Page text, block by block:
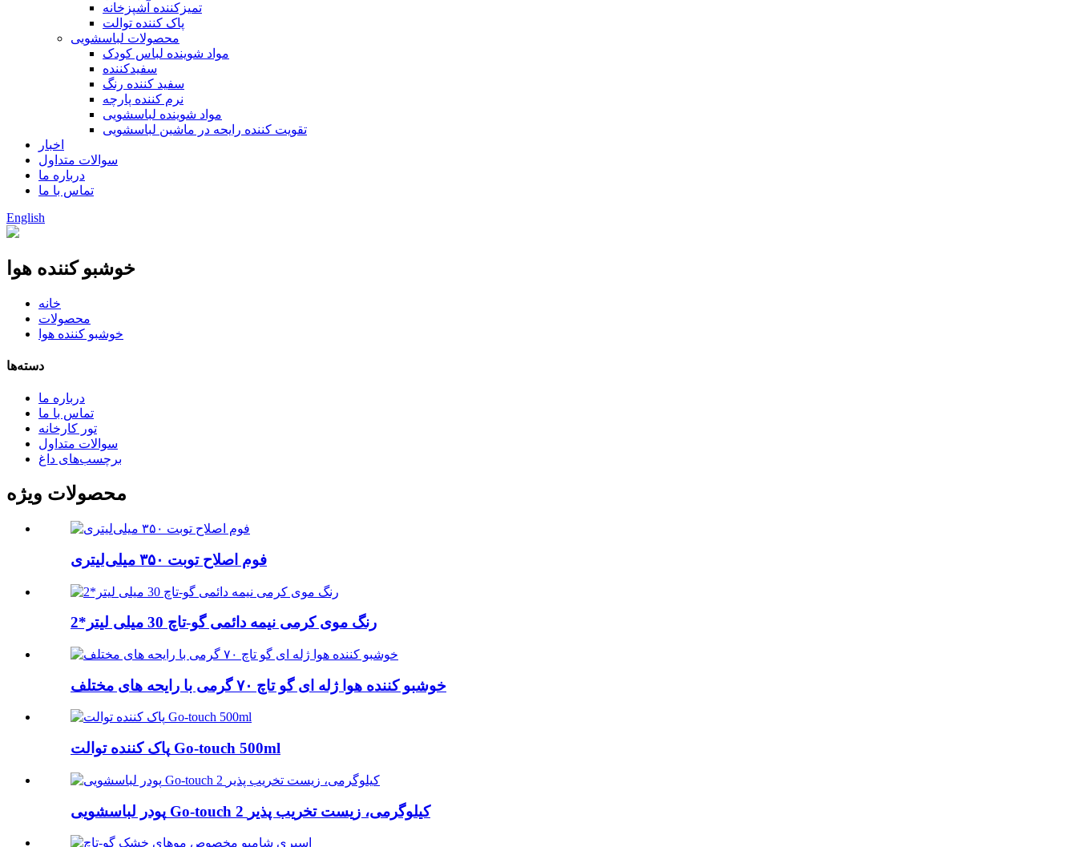
تمیزکننده آشپزخانه
پاک کننده توالت
محصولات لباسشویی
مواد شوینده لباس کودک
سفیدکننده
سفید کننده رنگ
نرم کننده پارچه
مواد شوینده لباسشویی
تقویت کننده رایحه در ماشین لباسشویی
اخبار
سوالات متداول
درباره ما
تماس با ما
English
خوشبو کننده هوا
خانه
محصولات
خوشبو کننده هوا
دسته‌ها
درباره ما
تماس با ما
تور کارخانه
سوالات متداول
برچسب‌های داغ
محصولات ویژه
فوم اصلاح توبت ۳۵۰ میلی‌لیتری
رنگ موی کرمی نیمه دائمی گو-تاچ 30 میلی لیتر*2
خوشبو کننده هوا ژله ای گو تاچ ۷۰ گرمی با رایحه های مختلف
پاک کننده توالت Go-touch 500ml
پودر لباسشویی Go-touch 2 کیلوگرمی، زیست تخریب پذیر